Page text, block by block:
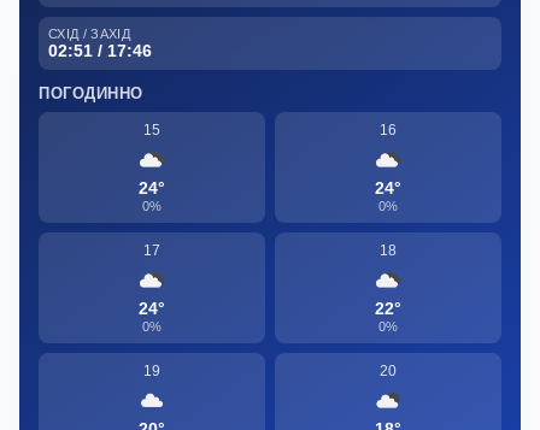
СХІД / ЗАХІД
02:51 / 17:46
ПОГОДИННО
15
24°
0%
16
24°
0%
17
24°
0%
18
22°
0%
19 20